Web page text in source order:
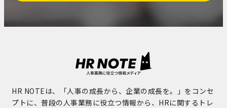
HR NOTEは、「人事の成長から、企業の成長を。」をコンセ
プトに、普段の人事業務に役立つ情報から、HRに関するトレ